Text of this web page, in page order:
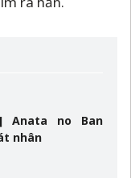
Anata no Ban
nhân